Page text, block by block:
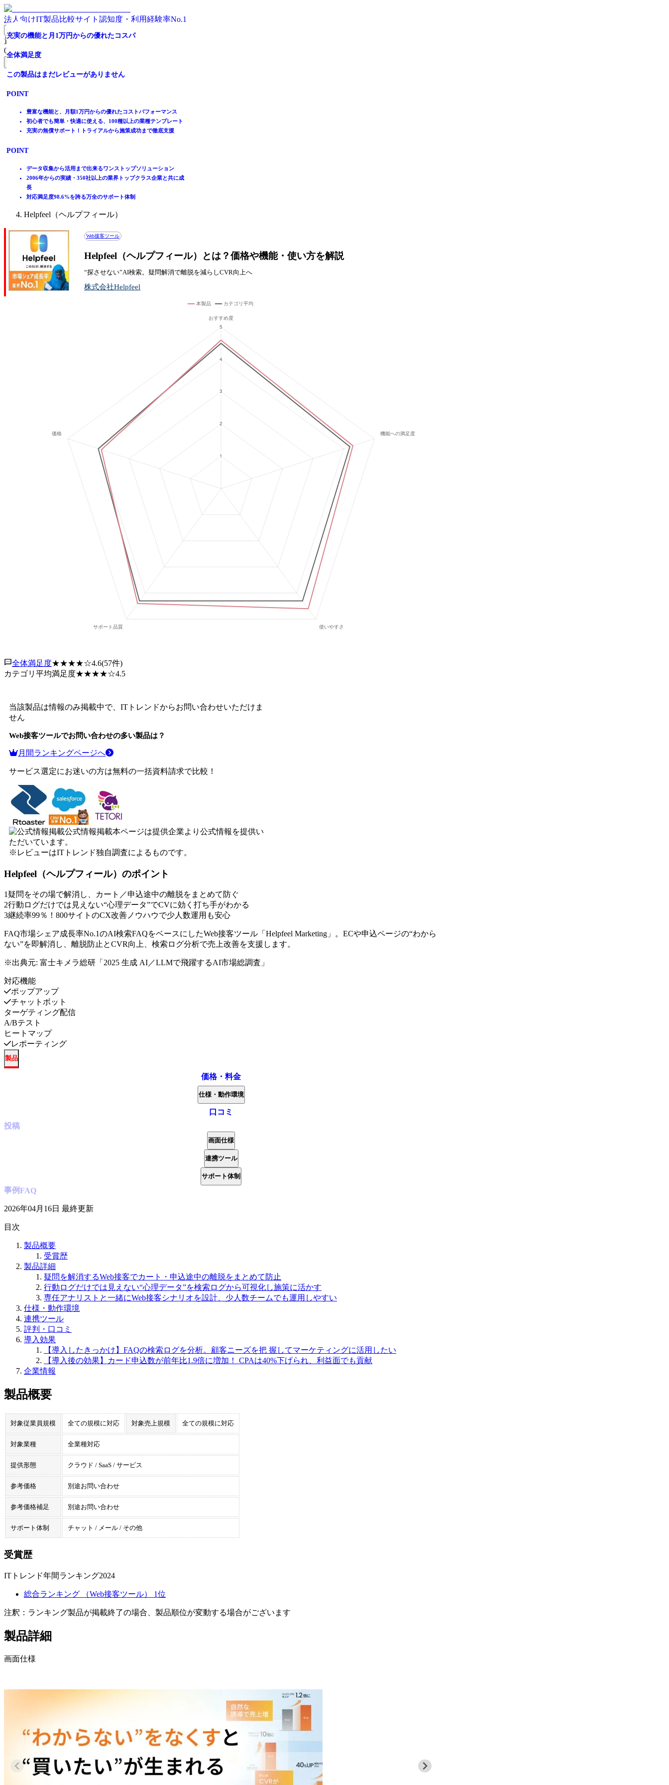
法人向けIT製品比較サイト 認知度・利用経験率No.1
資料請求リスト
0 件
製品を探す
記事を読む
はじめての方へ
掲載について
動画で学ぶ
IT製品比較TOP
マーケティング
Helpfeel（ヘルプフィール）
Web接客ツール
Helpfeel（ヘルプフィール）とは？価格や機能・使い方を解説
“探させない”AI検索。疑問解消で離脱を減らしCVR向上へ
株式会社Helpfeel
全体満足度★★★★☆4.6(57件)
カテゴリ平均満足度★★★★☆4.5
当該製品は情報のみ掲載中で、ITトレンドからお問い合わせいただけま
せん
Web接客ツールでお問い合わせの多い製品は？
月間ランキングページへ
サービス選定にお迷いの方は無料の一括資料請求で比較！
データ活用で売上に貢献するWeb接客ツール
全体満足度
☆☆☆☆☆
件
POINT
データ収集から活用まで出来るワンストップソリューション
2006年からの実績・350社以上の業界トップクラス企業と共に成
長
対応満足度98.6%を誇る万全のサポート体制
全体満足度
この製品はまだレビューがありません
POINT
顧客のあらゆる瞬間をAIとデータでパーソナライズ
能
あらゆるデータを分析し、キャンペーン効果の最大化が実現
充実の機能と月1万円からの優れたコスパ
全体満足度
この製品はまだレビューがありません
POINT
豊富な機能と、月額1万円からの優れたコストパフォーマンス
初心者でも簡単・快適に使える、100種以上の業種テンプレート
充実の無償サポート！トライアルから施策成功まで徹底支援
公式情報掲載本ページは提供企業より公式情報を提供い
ただいています。
※レビューはITトレンド独自調査によるものです。
Helpfeel（ヘルプフィール） のポイント
1疑問をその場で解消し、カート／申込途中の離脱をまとめて防ぐ
2行動ログだけでは見えない“心理データ”でCVに効く打ち手がわかる
3継続率99％！800サイトのCX改善ノウハウで少人数運用も安心
FAQ市場シェア成長率No.1のAI検索FAQをベースにしたWeb接客ツール「Helpfeel Marketing」。ECや申込ページの“わから
ない”を即解消し、離脱防止とCVR向上、検索ログ分析で売上改善を支援します。
※出典元: 富士キメラ総研「2025 生成 AI／LLMで飛躍するAI市場総調査」
対応機能
ポップアップ
チャットボット
ターゲティング配信
A/Bテスト
ヒートマップ
レポーティング
製品
価格・料金
仕様・動作環境
口コミ
投稿
画面仕様
連携ツール
サポート体制
事例FAQ
2026年04月16日 最終更新
目次
製品概要
受賞歴
製品詳細
疑問を解消するWeb接客でカート・申込途中の離脱をまとめて防止
行動ログだけでは見えない“心理データ”を検索ログから可視化し施策に活かす
専任アナリストと一緒にWeb接客シナリオを設計、少人数チームでも運用しやすい
仕様・動作環境
連携ツール
評判・口コミ
導入効果
【導⼊したきっかけ】FAQの検索ログを分析。顧客ニーズを把 握してマーケティングに活⽤したい
【導入後の効果】カード申込数が前年比1.9倍に増加！ CPAは40%下げられ、利益面でも貢献
企業情報
製品概要
対象従業員規模 全ての規模に対応 対象売上規模 全ての規模に対応
対象業種 全業種対応
提供形態 クラウド / SaaS / サービス
参考価格 別途お問い合わせ
参考価格補足 別途お問い合わせ
サポート体制 チャット / メール / その他
受賞歴
ITトレンド年間ランキング2024
総合ランキング （Web接客ツール） 1位
注釈：ランキング製品が掲載終了の場合、製品順位が変動する場合がございます
製品詳細
画面仕様